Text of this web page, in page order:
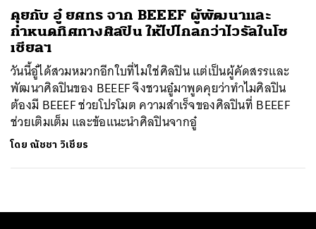
คุยกับ อู๋ ยศทร จาก BEEEF ผู้พัฒนาและ
กำหนดทิศทางศิลปิน ให้ไปไกลกว่าไวรัลในโซ
เชียลฯ
วันนี้อู๋ได้สวมหมวกอีกใบที่ไมใช่ศิลปิน แต่เป็นผู้คัดสรรและ
พัฒนาศิลปินของ BEEEF จึงชวนอู๋มาพูดคุยว่าทำไมศิลปิน
ต้องมี BEEEF ช่วยโปรโมต ความสำเร็จของศิลปินที่ BEEEF
ช่วยเติมเต็ม และข้อแนะนำศิลปินจากอู๋
โดย ณัชชา วิเชียร